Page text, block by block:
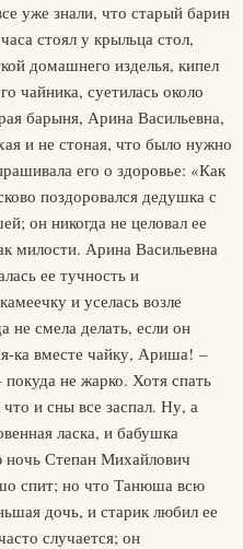
уже знали, что старый барин
стоял у крыльца стол,
домашнего изделья, кипел
чайника, суетилась около
барыня, Арина Васильевна,
и не стоная, что было нужно
его о здоровье: «Как
поздоровался дедушка с
он никогда не целовал ее
милости. Арина Васильевна
ее тучность и
и уселась возле
не смела делать, если он
ка вместе чайку, Ариша! –
не жарко. Хотя спать
и сны все заспал. Ну, а
ласка, и бабушка
ночь Степан Михайлович
спит; но что Танюша всю
дочь, и старик любил ее
случается; он